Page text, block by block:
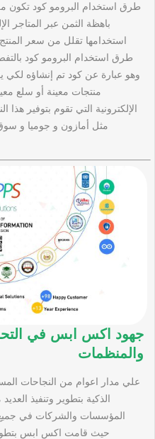
طرق استخدام البرومو كود تكون
باهظة الثمن عبر المتاجر
استخدامها تقلل من سعر
طرق استخدام البرومو كود
وهو عبارة عن كود تم إنشاؤه
منتجات معينة أو سلع
الإلكترونية التي تقوم بتوفير
مثل أمازون و جوميا و
جهود اكس ابس في
والمنظمات
علي مدار اعوام من النجاحات
الذكية بتطوير وتنفيذ
المؤسسات والشركات في
حيث قامت اكس ابس